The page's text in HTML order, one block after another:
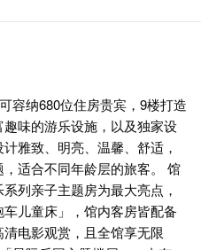
容纳680位住房贵宾，9楼打造
趣味的游乐设施，以及独家设
雅致、明亮、温馨、舒适，
适合不同年龄层的旅客。 馆
列亲子主题房为最大亮点，
儿童床」，馆内客房皆配备
电影观赏，且全馆享无限